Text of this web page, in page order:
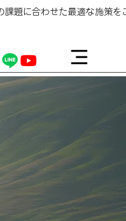
題に合わせた最適な施策